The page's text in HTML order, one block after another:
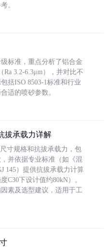
。
标准，重点分析了铝合金
Ra 3.2-6.3μm），并对比不
括ISO 8503-1标准和行业
适的喷砂参数。
拔承载力详解
寸规格和抗拔承载力，包
并依据专业标准（如《混
145）提供抗拔承载力计算
C30下设计值约80kN）。
素及选型建议，适用于工